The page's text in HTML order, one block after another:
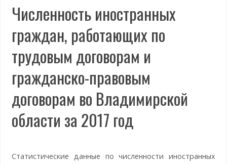
Численность иностранных
граждан, работающих по
трудовым договорам и
гражданско-правовым
договорам во Владимирской
области за 2017 год
Статистические данные по численности иностранных